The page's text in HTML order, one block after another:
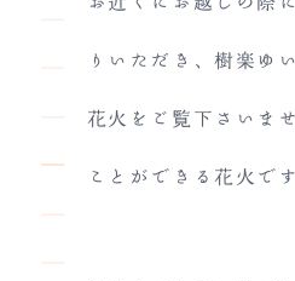
りいただき、樹楽ゆ
花火をご覧下さいま
ことができる花火で